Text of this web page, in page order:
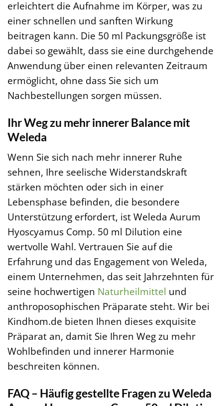
erleichtert die Aufnahme im Körper, was zu
einer schnellen und sanften Wirkung
beitragen kann. Die 50 ml Packungsgröße ist
dabei so gewählt, dass sie eine durchgehende
Anwendung über einen relevanten Zeitraum
ermöglicht, ohne dass Sie sich um
Nachbestellungen sorgen müssen.
Ihr Weg zu mehr innerer Balance mit
Weleda
Wenn Sie sich nach mehr innerer Ruhe
sehnen, Ihre seelische Widerstandskraft
stärken möchten oder sich in einer
Lebensphase befinden, die besondere
Unterstützung erfordert, ist Weleda Aurum
Hyoscyamus Comp. 50 ml Dilution eine
wertvolle Wahl. Vertrauen Sie auf die
Erfahrung und das Engagement von Weleda,
einem Unternehmen, das seit Jahrzehnten für
seine hochwertigen Naturheilmittel und
anthroposophischen Präparate steht. Wir bei
Kindhom.de bieten Ihnen dieses exquisite
Präparat an, damit Sie Ihren Weg zu mehr
Wohlbefinden und innerer Harmonie
beschreiten können.
FAQ – Häufig gestellte Fragen zu Weleda